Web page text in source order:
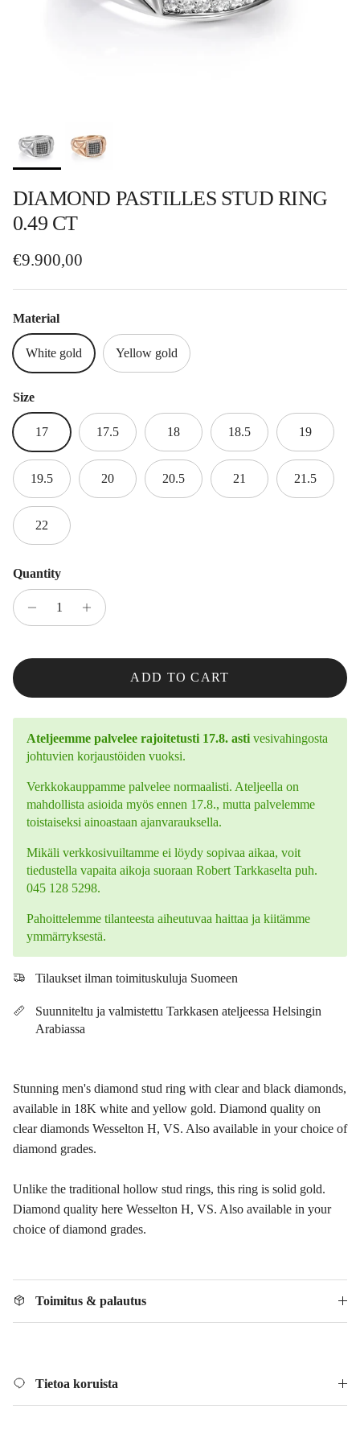
DIAMOND PASTILLES STUD RING
0.49 CT
Regular price
€9.900,00
Material
White gold Yellow gold
Size
17 17.5 18 18.5 19
19.5 20 20.5 21 21.5
22
Quantity
ADD TO CART
Ateljeemme palvelee rajoitetusti 17.8. asti vesivahingosta
johtuvien korjaustöiden vuoksi.
Verkkokauppamme palvelee normaalisti. Ateljeella on
mahdollista asioida myös ennen 17.8., mutta palvelemme
toistaiseksi ainoastaan ajanvarauksella.
Mikäli verkkosivuiltamme ei löydy sopivaa aikaa, voit
tiedustella vapaita aikoja suoraan Robert Tarkkaselta puh.
045 128 5298.
Pahoittelemme tilanteesta aiheutuvaa haittaa ja kiitämme
ymmärryksestä.
Tilaukset ilman toimituskuluja Suomeen
Suunniteltu ja valmistettu Tarkkasen ateljeessa Helsingin
Arabiassa
Stunning men's diamond stud ring with clear and black diamonds,
available in 18K white and yellow gold. Diamond quality on
clear diamonds Wesselton H, VS. Also available in your choice of
diamond grades.
Unlike the traditional hollow stud rings, this ring is solid gold.
Diamond quality here Wesselton H, VS. Also available in your
choice of diamond grades.
Toimitus & palautus
Tietoa koruista